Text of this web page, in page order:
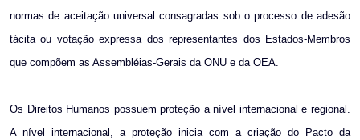
normas de aceitação universal consagradas sob o processo de adesão
tácita ou votação expressa dos representantes dos Estados-Membros
que compõem as Assembléias-Gerais da ONU e da OEA.
Os Direitos Humanos possuem proteção a nível internacional e regional.
A nível internacional, a proteção inicia com a criação do Pacto da